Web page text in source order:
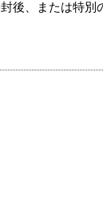
後、または特別